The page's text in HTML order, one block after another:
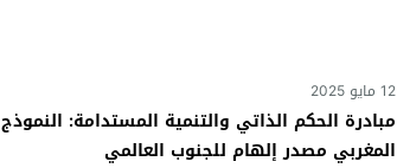
12 مايو 2025
مبادرة الحكم الذاتي والتنمية المستدامة: النموذج
المغربي مصدر إلهام للجنوب العالمي